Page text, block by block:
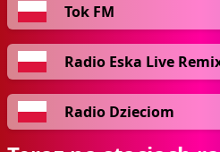
Tok FM
Radio Eska Live
Radio Dzieciom